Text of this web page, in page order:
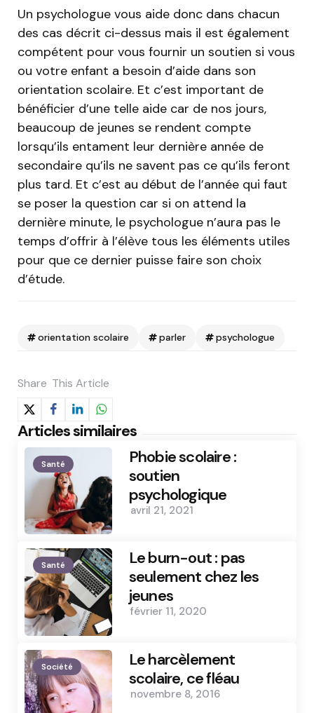
Un psychologue vous aide donc dans chacun
des cas décrit ci-dessus mais il est également
compétent pour vous fournir un soutien si vous
ou votre enfant a besoin d’aide dans son
orientation scolaire. Et c’est important de
bénéficier d’une telle aide car de nos jours,
beaucoup de jeunes se rendent compte
lorsqu’ils entament leur dernière année de
secondaire qu’ils ne savent pas ce qu’ils feront
plus tard. Et c’est au début de l’année qui faut
se poser la question car si on attend la
dernière minute, le psychologue n’aura pas le
temps d’offrir à l’élève tous les éléments utiles
pour que ce dernier puisse faire son choix
d’étude.
orientation scolaire parler psychologue
Share This Article
Articles similaires
Santé
Phobie scolaire :
soutien
psychologique
avril 21, 2021
Santé
Le burn-out : pas
seulement chez les
jeunes
février 11, 2020
Société
Le harcèlement
scolaire, ce fléau
novembre 8, 2016